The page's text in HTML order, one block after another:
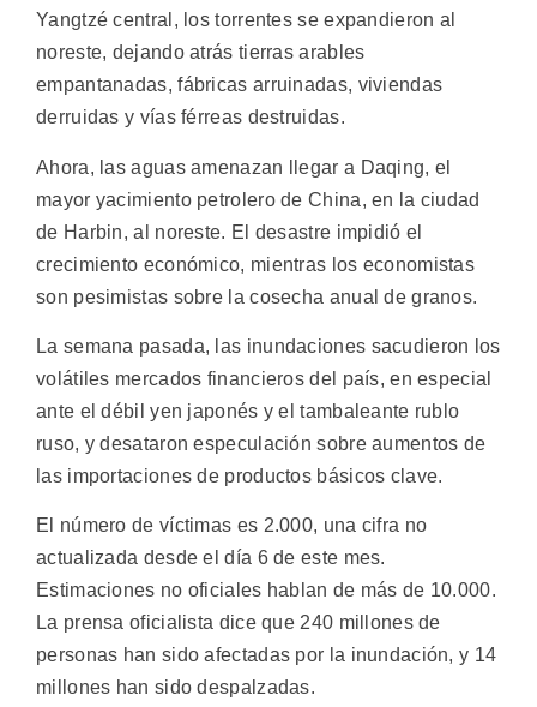
Yangtzé central, los torrentes se expandieron al
noreste, dejando atrás tierras arables
empantanadas, fábricas arruinadas, viviendas
derruidas y vías férreas destruidas.
Ahora, las aguas amenazan llegar a Daqing, el
mayor yacimiento petrolero de China, en la ciudad
de Harbin, al noreste. El desastre impidió el
crecimiento económico, mientras los economistas
son pesimistas sobre la cosecha anual de granos.
La semana pasada, las inundaciones sacudieron los
volátiles mercados financieros del país, en especial
ante el débil yen japonés y el tambaleante rublo
ruso, y desataron especulación sobre aumentos de
las importaciones de productos básicos clave.
El número de víctimas es 2.000, una cifra no
actualizada desde el día 6 de este mes.
Estimaciones no oficiales hablan de más de 10.000.
La prensa oficialista dice que 240 millones de
personas han sido afectadas por la inundación, y 14
millones han sido despalzadas.